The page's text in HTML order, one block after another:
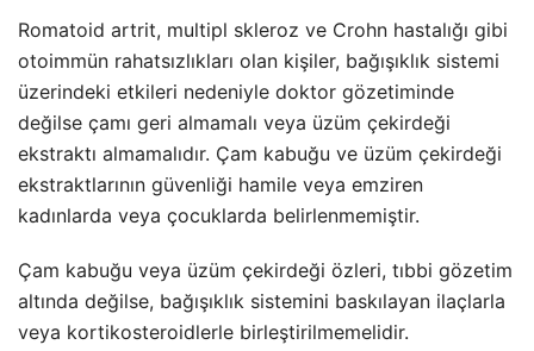
Romatoid artrit, multipl skleroz ve Crohn hastalığı gibi
otoimmün rahatsızlıkları olan kişiler, bağışıklık sistemi
üzerindeki etkileri nedeniyle doktor gözetiminde
değilse çamı geri almamalı veya üzüm çekirdeği
ekstraktı almamalıdır. Çam kabuğu ve üzüm çekirdeği
ekstraktlarının güvenliği hamile veya emziren
kadınlarda veya çocuklarda belirlenmemiştir.
Çam kabuğu veya üzüm çekirdeği özleri, tıbbi gözetim
altında değilse, bağışıklık sistemini baskılayan ilaçlarla
veya kortikosteroidlerle birleştirilmemelidir.